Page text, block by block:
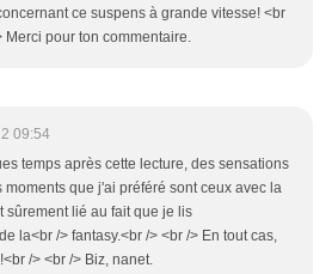
ce suspens à grande vitesse! <br
Merci pour ton commentaire.
09:54
temps après cette lecture, des sensations
moments que j'ai préféré sont ceux avec la
sûrement lié au fait que je lis
la<br /> fantasy.<br /> <br /> En tout cas,
/> <br /> Biz, nanet.